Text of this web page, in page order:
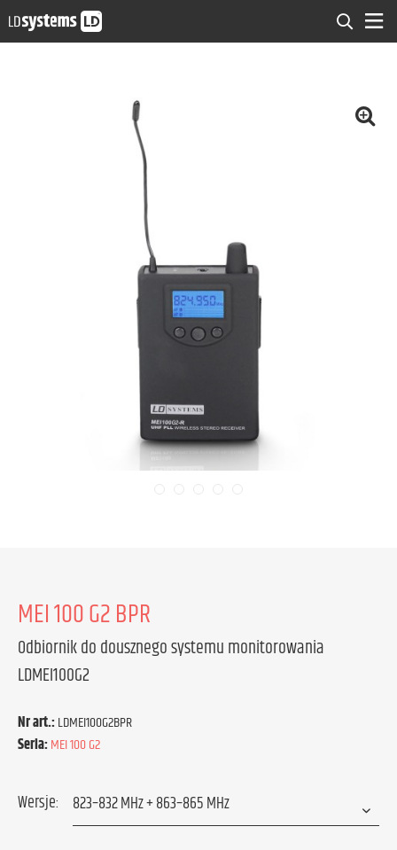
MEI 100 G2 BPR
Odbiornik do dousznego systemu monitorowania
LDMEI100G2
Nr art.:LDMEI100G2BPR
Seria:MEI 100 G2
Wersje: